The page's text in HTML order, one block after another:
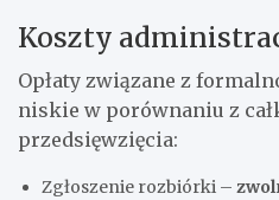
Koszty
Opłaty związane z
niskie w porównaniu z
przedsięwzięcia:
Zgłoszenie rozbiórki –